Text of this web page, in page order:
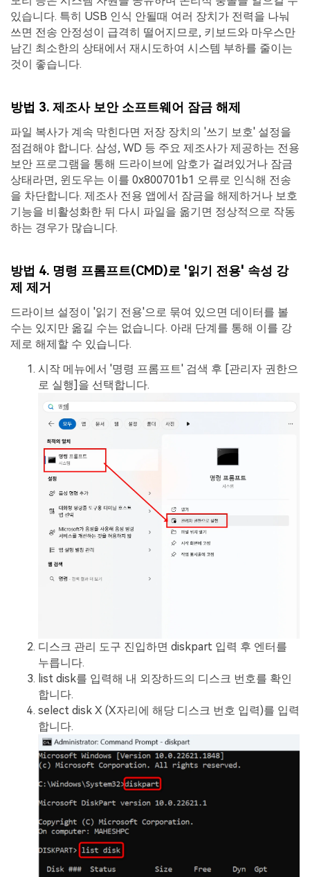
있습니다. 특히 USB 인식 안될때 여러 장치가 전력을 나눠
쓰면 전송 안정성이 급격히 떨어지므로, 키보드와 마우스만
남긴 최소한의 상태에서 재시도하여 시스템 부하를 줄이는
것이 좋습니다.
방법 3. 제조사 보안 소프트웨어 잠금 해제
파일 복사가 계속 막힌다면 저장 장치의 '쓰기 보호' 설정을
점검해야 합니다. 삼성, WD 등 주요 제조사가 제공하는 전용
보안 프로그램을 통해 드라이브에 암호가 걸려있거나 잠금
상태라면, 윈도우는 이를 0x800701b1 오류로 인식해 전송
을 차단합니다. 제조사 전용 앱에서 잠금을 해제하거나 보호
기능을 비활성화한 뒤 다시 파일을 옮기면 정상적으로 작동
하는 경우가 많습니다.
방법 4. 명령 프롬프트(CMD)로 '읽기 전용' 속성 강
제 제거
드라이브 설정이 '읽기 전용'으로 묶여 있으면 데이터를 볼
수는 있지만 옮길 수는 없습니다. 아래 단계를 통해 이를 강
제로 해제할 수 있습니다.
시작 메뉴에서 '명령 프롬프트' 검색 후 [관리자 권한으
로 실행]을 선택합니다.
디스크 관리 도구 진입하면 diskpart 입력 후 엔터를
누릅니다.
list disk를 입력해 내 외장하드의 디스크 번호를 확인
합니다.
select disk X (X자리에 해당 디스크 번호 입력)를 입력
합니다.